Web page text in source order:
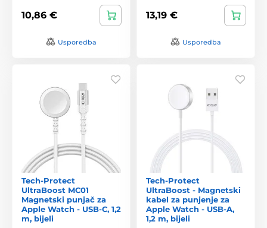
10,86 €
Usporedba
13,19 €
Usporedba
Tech-Protect
UltraBoost MC01
Magnetski punjač za
Apple Watch - USB-C, 1,2
m, bijeli
Tech-Protect
UltraBoost - Magnetski
kabel za punjenje za
Apple Watch - USB-A,
1,2 m, bijeli